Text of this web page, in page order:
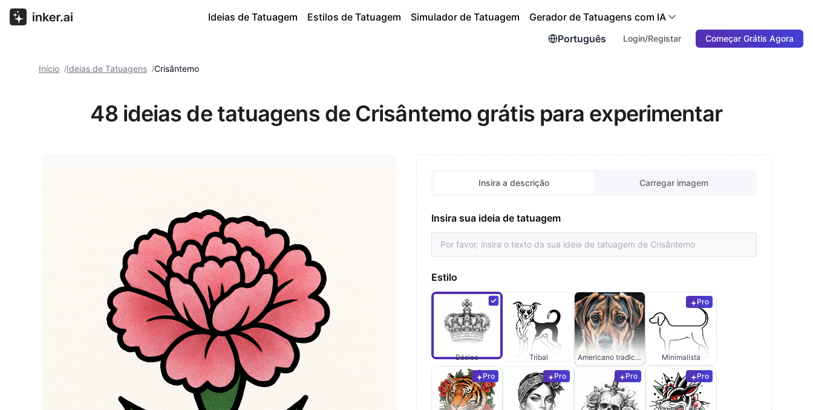
Português Login/Registar Começar Grátis Agora
Ideias de Tatuagem Estilos de Tatuagem Simulador de Tatuagem Gerador de Tatuagens com IA
Início /Ideias de Tatuagens /Crisântemo
48 ideias de tatuagens de Crisântemo grátis para experimentar
Insira a descrição Carregar imagem
Insira sua ideia de tatuagem
Estilo
Básico Tribal Americano tradicional
Pro
Minimalista
Pro Pro Pro Pro